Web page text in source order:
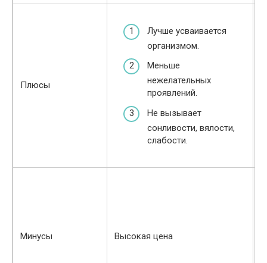
Плюсы
Лучше усваивается
организмом.
Меньше
нежелательных
проявлений.
Не вызывает
сонливости, вялости,
слабости.
Минусы Высокая цена